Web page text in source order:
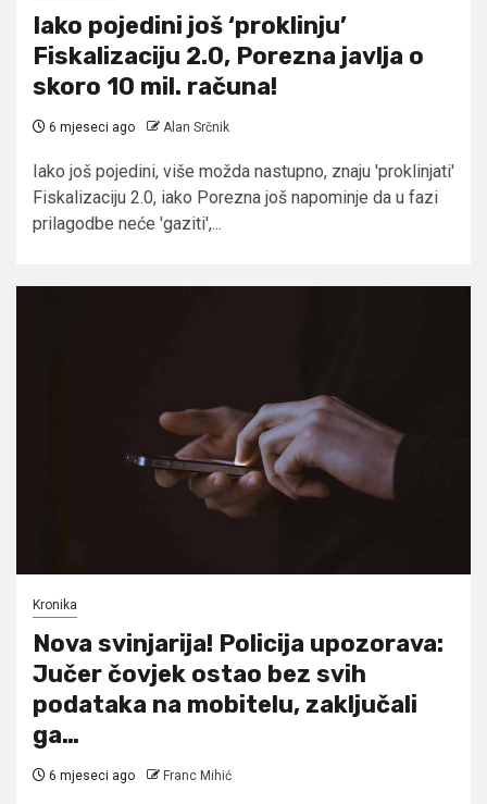
Iako pojedini još ‘proklinju’
Fiskalizaciju 2.0, Porezna javlja o
skoro 10 mil. računa!
6 mjeseci ago Alan Srčnik
Iako još pojedini, više možda nastupno, znaju 'proklinjati'
Fiskalizaciju 2.0, iako Porezna još napominje da u fazi
prilagodbe neće 'gaziti',...
Kronika
Nova svinjarija! Policija upozorava:
Jučer čovjek ostao bez svih
podataka na mobitelu, zaključali
ga…
6 mjeseci ago Franc Mihić